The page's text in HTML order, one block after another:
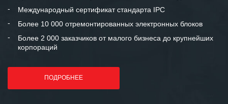
«Инженерной компании «555» долгих
лет успеха и процветания.
Международный сертификат стандарта IPC
Более 10 000 отремонтированных электронных блоков
Более 2 000 заказчиков от малого бизнеса до крупнейших
корпораций
ПОДРОБНЕЕ